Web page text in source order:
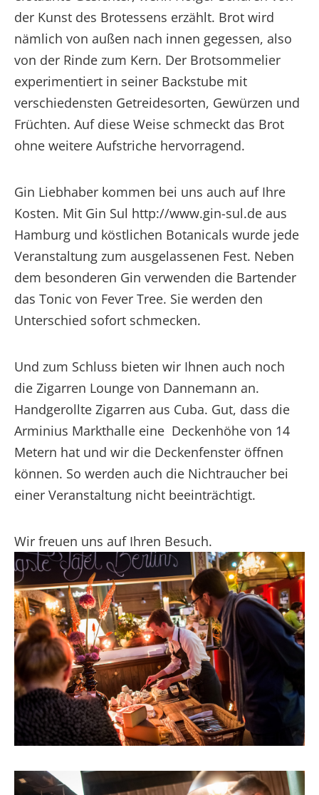
der Kunst des Brotessens erzählt. Brot wird
nämlich von außen nach innen gegessen, also
von der Rinde zum Kern. Der Brotsommelier
experimentiert in seiner Backstube mit
verschiedensten Getreidesorten, Gewürzen und
Früchten. Auf diese Weise schmeckt das Brot
ohne weitere Aufstriche hervorragend.
Gin Liebhaber kommen bei uns auch auf Ihre
Kosten. Mit Gin Sul http://www.gin-sul.de aus
Hamburg und köstlichen Botanicals wurde jede
Veranstaltung zum ausgelassenen Fest. Neben
dem besonderen Gin verwenden die Bartender
das Tonic von Fever Tree. Sie werden den
Unterschied sofort schmecken.
Und zum Schluss bieten wir Ihnen auch noch
die Zigarren Lounge von Dannemann an.
Handgerollte Zigarren aus Cuba. Gut, dass die
Arminius Markthalle eine Deckenhöhe von 14
Metern hat und wir die Deckenfenster öffnen
können. So werden auch die Nichtraucher bei
einer Veranstaltung nicht beeinträchtigt.
Wir freuen uns auf Ihren Besuch.